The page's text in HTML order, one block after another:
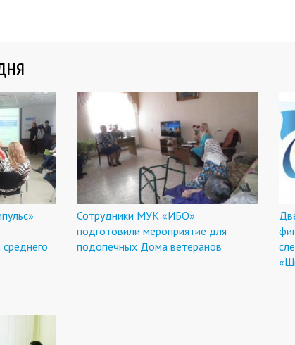
Сотрудники МУК «ИБО»
подготовили мероприятие для
подопечных Дома ветеранов